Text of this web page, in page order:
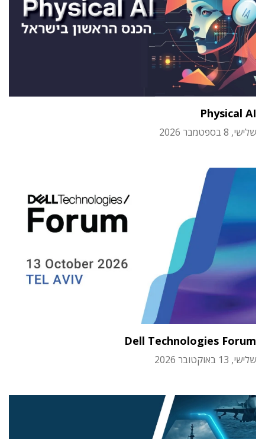
Physical AI
שלישי, 8 בספטמבר 2026
Dell Technologies Forum
שלישי, 13 באוקטובר 2026